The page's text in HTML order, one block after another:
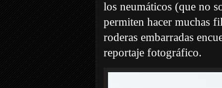
los neumáticos (que no
permiten hacer muchas
roderas embarradas
reportaje fotográfico.